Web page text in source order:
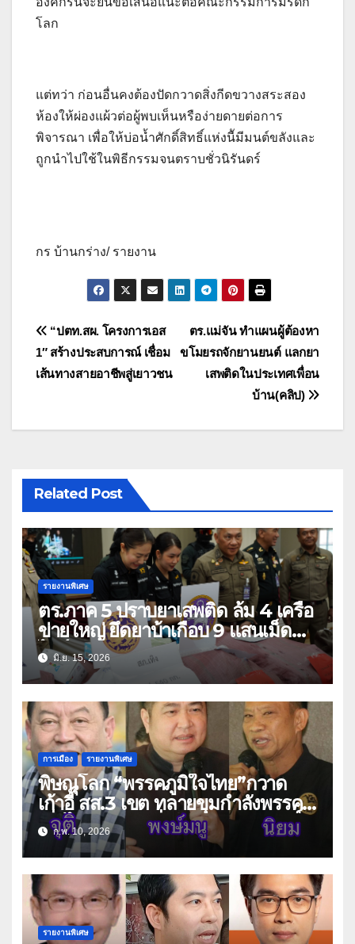
โลก
แต่ทว่า ก่อนอื่นคงต้องปัดกวาดสิ่งกีดขวางสระสอง
ห้องให้ผ่องแผ้วต่อผู้พบเห็นหรือง่ายดายต่อการ
พิจารณา เพื่อให้บ่อน้ำศักดิ์สิทธิ์แห่งนีัมีมนต์ขลังและ
ถูกนำไปใช้ในพิธีกรรมจนตราบชั่วนิรันดร์
กร บ้านกร่าง/ รายงาน
แนะแนว
เรื่อง
ตร.แม่จัน ทำแผนผู้ต้องหา
ขโมยรถจักยานยนต์ แลกยา
เสพติดในประเทศเพื่อน
บ้าน(คลิป)
“ปตท.สผ. โครงการเอส
1″ สร้างประสบการณ์ เชื่อม
เส้นทางสายอาชีพสู่เยาวชน
Related Post
รายงานพิเศษ
ตร.ภาค 5 ปราบยาเสพติด ล้ม 4 เครือ
ข่ายใหญ่ ยึดยาบ้าเกือบ 9 แสนเม็ด
ไอซ์-คีตามีนกว่า 1 ตัน
มิ.ย. 15, 2026
การเมือง รายงานพิเศษ
พิษณุโลก “พรรคภูมิใจไทย”กวาด
เก้าอี้ สส.3 เขต ทลายขุมกำลังพรรค
เพื่อไทย ดุจกระบี่เดียวดาย “สมศักดิ์-
มนต์ชัย”เพลี่ยงพล้ำ
ก.พ. 10, 2026
รายงานพิเศษ